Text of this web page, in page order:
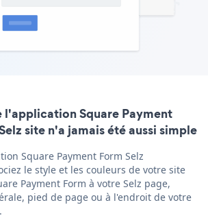
Square Payment
site n'a jamais été aussi simple
Square Payment Form Selz
le style et les couleurs de votre site
Payment Form à votre Selz page,
pied de page ou à l'endroit de votre